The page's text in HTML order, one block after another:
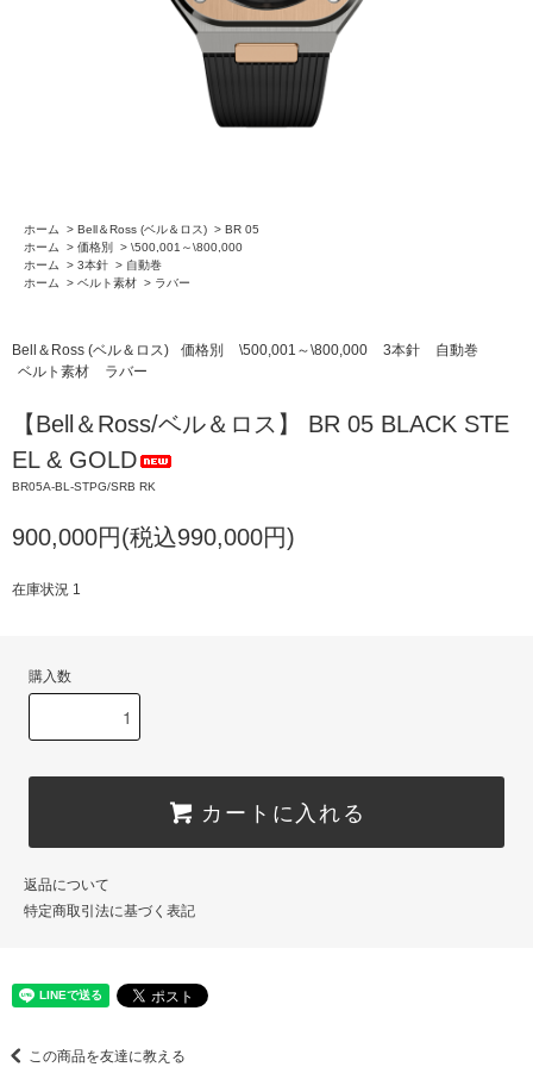
ホーム > Bell＆Ross (ベル＆ロス) > BR 05
ホーム
> 価格別 > \500,001～\800,000
ホーム
> 3本針 > 自動巻
ホーム
> ベルト素材 > ラバー
Bell＆Ross (ベル＆ロス) 価格別 \500,001～\800,000 3本針
自動巻
ベルト素材
ラバー
【Bell＆Ross/ベル＆ロス】 BR 05 BLACK STE
EL & GOLD
BR05A-BL-STPG/SRB RK
900,000円(税込990,000円)
在庫状況 1
購入数
カートに入れる
返品について
特定商取引法に基づく表記
この商品を友達に教える